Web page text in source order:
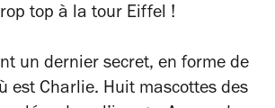
top à la tour Eiffel !
un dernier secret, en forme de
est Charlie. Huit mascottes des